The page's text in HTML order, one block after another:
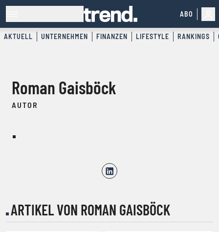
ABO
AKTUELL UNTERNEHMEN FINANZEN LIFESTYLE RANKINGS
Roman Gaisböck
AUTOR
ARTIKEL VON ROMAN GAISBÖCK